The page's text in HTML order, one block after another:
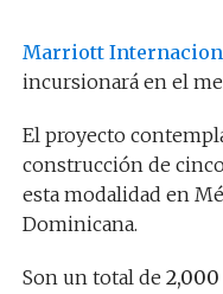
Marriott
incursionará en el
El proyecto
construcción de
esta modalidad en
Dominicana.
Son un total de